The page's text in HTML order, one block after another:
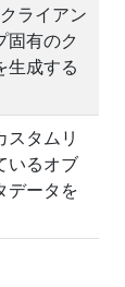
ライアン
固有のク
生成する
スタムリ
いるオブ
データを